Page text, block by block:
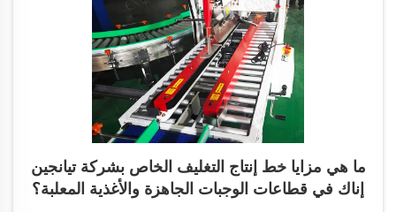
ما هي مزايا خط إنتاج التغليف الخاص بشركة تيانجين
إناك في قطاعات الوجبات الجاهزة والأغذية المعلبة؟